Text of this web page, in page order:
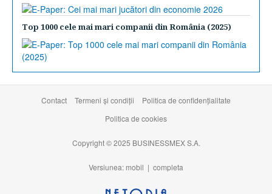
Top 1000 cele mai mari companii din România (2025)
Contact Termeni şi condiţii
Politica de confidențialitate
Politica de cookies
Copyright © 2025 BUSINESSMEX S.A.
Versiunea: mobil | completa